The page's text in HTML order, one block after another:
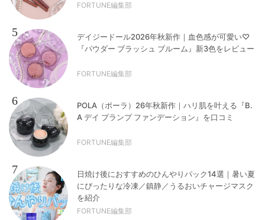
FORTUNE編集部
5
デイジードール2026年秋新作｜血色感が可愛い♡
『パウダー ブラッシュ ブルーム』新3色をレビュー
FORTUNE編集部
6
POLA（ポーラ）26年秋新作｜ハリ肌を叶える『B.
A デイ プランプ ファンデーション』を口コミ
FORTUNE編集部
7
日焼け後におすすめのひんやりパック14選｜暑い夏
にぴったりな冷凍／鎮静／うるおいチャージマスク
を紹介
FORTUNE編集部